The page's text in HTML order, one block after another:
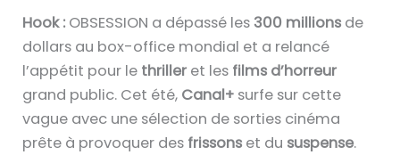
Hook : OBSESSION a dépassé les300 millions de
dollars au box-office mondial et a relancé
l’appétit pour le thriller et les films d’horreur
grand public. Cet été, Canal+ surfe sur cette
vague avec une sélection de sorties cinéma
prête à provoquer des frissons et du suspense.